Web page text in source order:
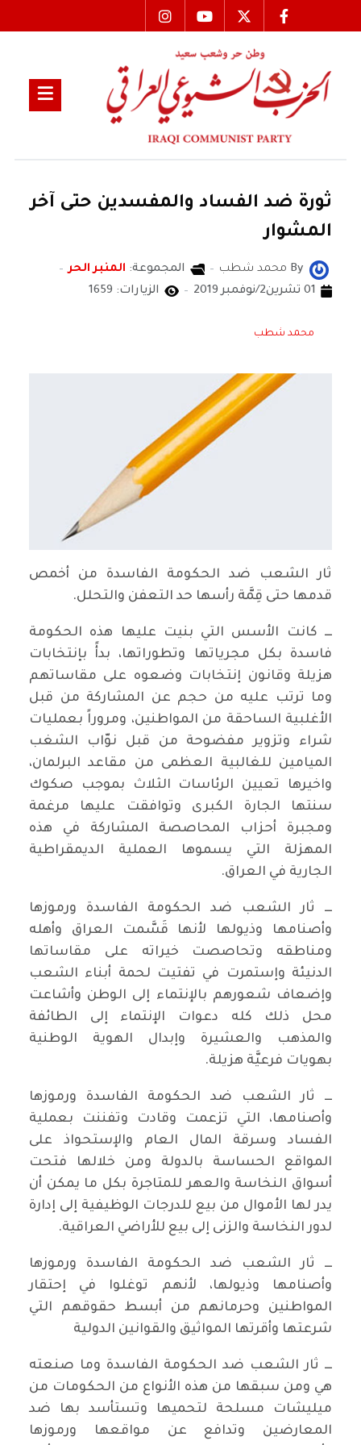
ثورة ضد الفساد والمفسدين حتى آخر
المشوار
By محمد شطب المجموعة: المنبر الحر
01 تشرين2/نوفمبر 2019
الزيارات: 1659
محمد شطب
ثار الشعب ضد الحكومة الفاسدة من أخمص
قدمها حتى قِمَّة رأسها حد التعفن والتحلل.
ـــ كانت الأسس التي بنيت عليها هذه الحكومة
فاسدة بكل مجرياتها وتطوراتها، بدأً بإنتخابات
هزيلة وقانون إنتخابات وضعوه على مقاساتهم
وما ترتب عليه من حجم عن المشاركة من قبل
الأغلبية الساحقة من المواطنين، ومروراً بعمليات
شراء وتزوير مفضوحة من قبل نوّاب الشغب
الميامين للغالبية العظمى من مقاعد البرلمان،
واخيرها تعيين الرئاسات الثلاث بموجب صكوك
سنتها الجارة الكبرى وتوافقت عليها مرغمة
ومجبرة أحزاب المحاصصة المشاركة في هذه
المهزلة التي يسموها العملية الديمقراطية
الجارية في العراق.
ـــ ثار الشعب ضد الحكومة الفاسدة ورموزها
وأصنامها وذيولها لأنها قَسَّمت العراق وأهله
ومناطقه وتحاصصت خيراته على مقاساتها
الدنيئة وإستمرت في تفتيت لحمة أبناء الشعب
وإضعاف شعورهم بالإنتماء إلى الوطن وأشاعت
محل ذلك كله دعوات الإنتماء إلى الطائفة
والمذهب والعشيرة وإبدال الهوية الوطنية
بهويات فرعيَّة هزيلة.
ـــ ثار الشعب ضد الحكومة الفاسدة ورموزها
وأصنامها، التي تزعمت وقادت وتفننت بعملية
الفساد وسرقة المال العام والإستحواذ على
المواقع الحساسة بالدولة ومن خلالها فتحت
أسواق النخاسة والعهر للمتاجرة بكل ما يمكن أن
يدر لها الأموال من بيع للدرجات الوظيفية إلى إدارة
لدور النخاسة والزنى إلى بيع للأراضي العراقية.
ـــ ثار الشعب ضد الحكومة الفاسدة ورموزها
وأصنامها وذيولها، لأنهم توغلوا في إحتقار
المواطنين وحرمانهم من أبسط حقوقهم التي
شرعتها وأقرتها المواثيق والقوانين الدولية
ـــ ثار الشعب ضد الحكومة الفاسدة وما صنعته
هي ومن سبقها من هذه الأنواع من الحكومات من
ميليشات مسلحة لتحميها وتستأسد بها ضد
المعارضين وتدافع عن مواقعها ورموزها